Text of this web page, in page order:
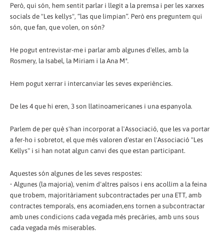
Però, qui són, hem sentit parlar i llegit a la premsa i per les xarxes
socials de "Les kellys", “las que limpian”. Però ens preguntem qui
són, que fan, que volen, on són?
He pogut entrevistar-me i parlar amb algunes d'elles, amb la
Rosmery, la Isabel, la Miriam i la Ana Mª.
Hem pogut xerrar i intercanviar les seves experiències.
De les 4 que hi eren, 3 son llatinoamericanes i una espanyola.
Parlem de per què s'han incorporat a l'Associació, que les va portar
a fer-ho i sobretot, el que més valoren d'estar en l'Associació "Les
Kellys" i si han notat algun canvi des que estan participant.
Aquestes són algunes de les seves respostes:
• Algunes (la majoria), venim d'altres països i ens acollim a la feina
que trobem, majoritàriament subcontractades per una ETT, amb
contractes temporals, ens acomiaden,ens tornen a subcontractar
amb unes condicions cada vegada més precàries, amb uns sous
cada vegada més miserables.